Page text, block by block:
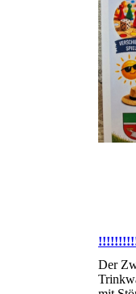
Der